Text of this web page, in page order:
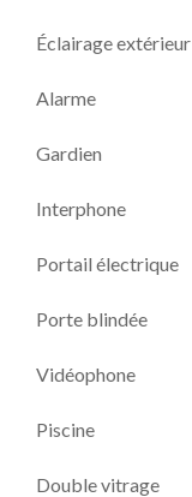
Éclairage extérieur
Alarme
Gardien
Interphone
Portail électrique
Porte blindée
Vidéophone
Piscine
Double vitrage